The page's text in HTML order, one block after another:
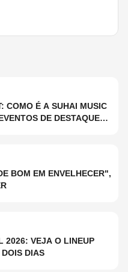
COMO É A SUHAI MUSIC
DE DESTAQUE
BOM EM ENVELHECER",
2026: VEJA O LINEUP
DIAS